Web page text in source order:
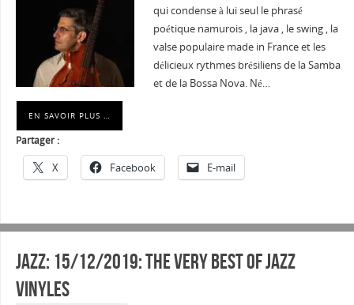
qui condense à lui seul le phrasé
poétique namurois , la java , le swing , la
valse populaire made in France et les
délicieux rythmes brésiliens de la Samba
et de la Bossa Nova. Né…
EN SAVOIR PLUS …
Partager :
X Facebook E-mail
Jazz: 15/12/2019: The very best of Jazz
Vinyles